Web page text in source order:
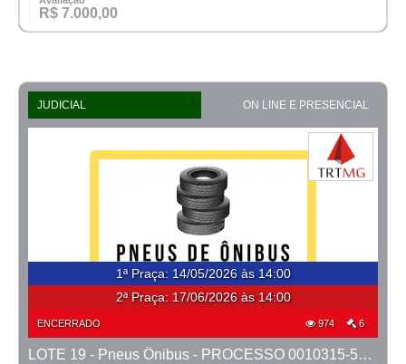
R$ 7.000,00
JUDICIAL ON LINE E PRESENCIAL
1ª Praça: 14/05/2026 às 14:00
2ª Praça: 17/06/2026 às 14:00
ENCERRADO 974 6
LOTE 19 - Pneus Ônibus - PROCESSO 0010315-53.2025-18ª BH